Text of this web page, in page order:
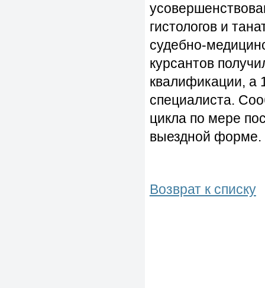
гистологов и
судебно-
курсантов
квалификации, а
специалиста.
цикла по мере
выездной форме.
Возврат к списку